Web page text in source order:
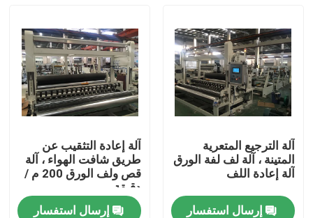
حولنا
جولة في المصنع
مراقبة الجودة
اتصل بنا
آلة الترجيع المتعرية
المتينة ، آلة لف لفة الورق
آلة إعادة اللف
إرسال استفسار
آلة إعادة التثقيب عن
طريق شافت الهواء ، آلة
قص ولف الورق 200 م /
دقيقة
إرسال استفسار